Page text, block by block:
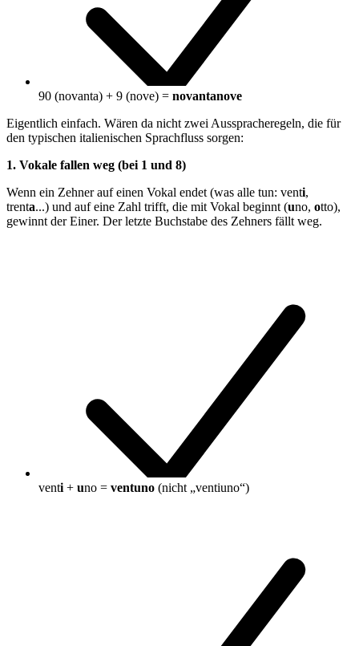
90 (novanta) + 9 (nove) = novantanove
Eigentlich einfach. Wären da nicht zwei Ausspracheregeln, die für
den typischen italienischen Sprachfluss sorgen:
1. Vokale fallen weg (bei 1 und 8)
Wenn ein Zehner auf einen Vokal endet (was alle tun: venti,
trenta...) und auf eine Zahl trifft, die mit Vokal beginnt (uno, otto),
gewinnt der Einer. Der letzte Buchstabe des Zehners fällt weg.
venti + uno = ventuno (nicht „ventiuno“)